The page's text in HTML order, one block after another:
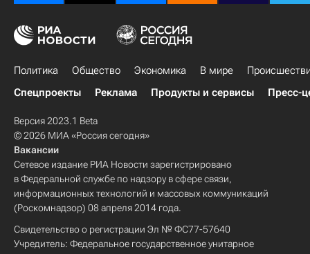
Политика Общество Экономика В мире
Спецпроекты
Реклама Продукты и сервисы Пресс-
Версия 2023.1 Beta
© 2026 МИА «Россия сегодня»
Вакансии
Сетевое издание РИА Новости зарегистрировано
в Федеральной службе по надзору в сфере связи,
информационных технологий и массовых коммуникаций
(Роскомнадзор) 08 апреля 2014 года.
Свидетельство о регистрации Эл № ФС77-57640
Учредитель: Федеральное государственное унитарное